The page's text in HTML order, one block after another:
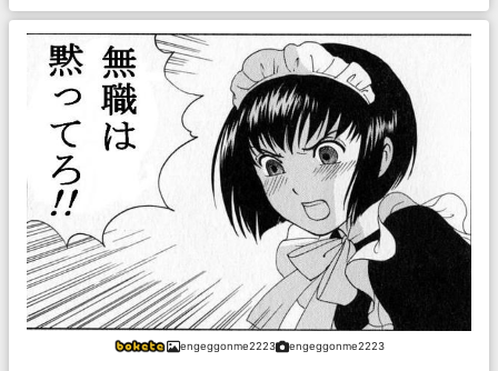
engeggonme2223 engeggonme2223